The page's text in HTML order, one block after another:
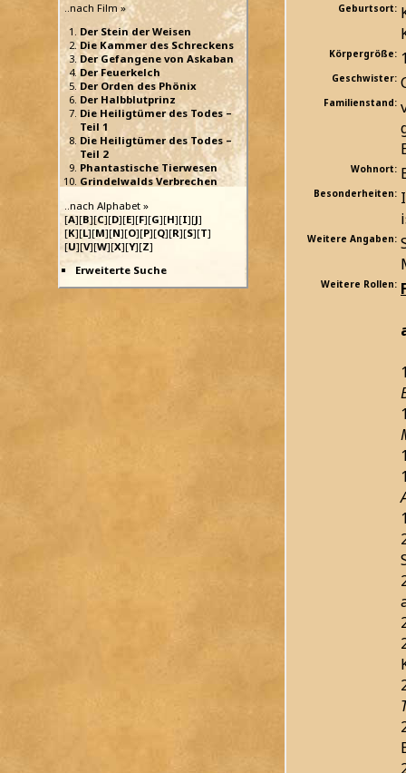
..nach Film »
Der Stein der Weisen
Die Kammer des Schreckens
Der Gefangene von Askaban
Der Feuerkelch
Der Orden des Phönix
Der Halbblutprinz
Die Heiligtümer des Todes –
Teil 1
Die Heiligtümer des Todes –
Teil 2
Phantastische Tierwesen
Grindelwalds Verbrechen
..nach Alphabet »
[A][B][C][D][E][F][G][H][I][J]
[K][L][M][N][O][P][Q][R][S][T]
[U][V][W][X][Y][Z]
Erweiterte Suche
Geburtsort:
Körpergröße:
Geschwister:
Familienstand:
Wohnort:
Besonderheiten:
Weitere Angaben:
Weitere Rollen: